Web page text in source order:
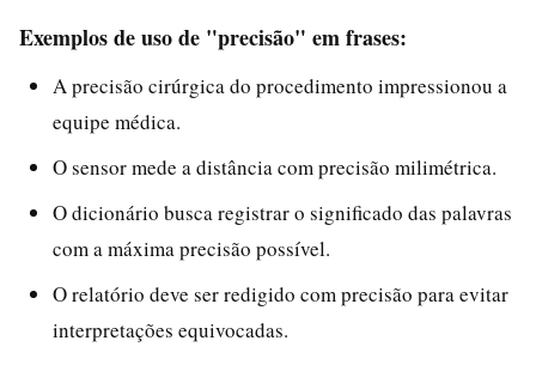
Exemplos de uso de "precisão" em frases:
A precisão cirúrgica do procedimento impressionou a
equipe médica.
O sensor mede a distância com precisão milimétrica.
O dicionário busca registrar o significado das palavras
com a máxima precisão possível.
O relatório deve ser redigido com precisão para evitar
interpretações equivocadas.